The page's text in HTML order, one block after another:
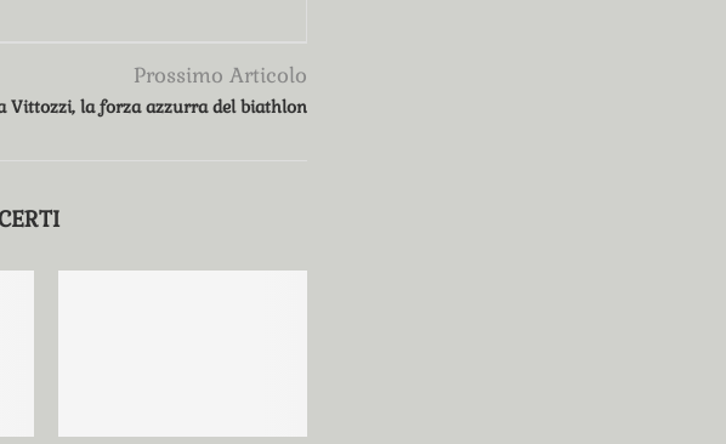
Prossimo Articolo
Vittozzi, la forza azzurra del biathlon